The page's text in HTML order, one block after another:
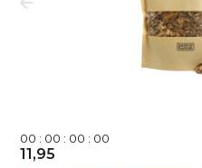
00 : 00 : 00 : 00
11,95